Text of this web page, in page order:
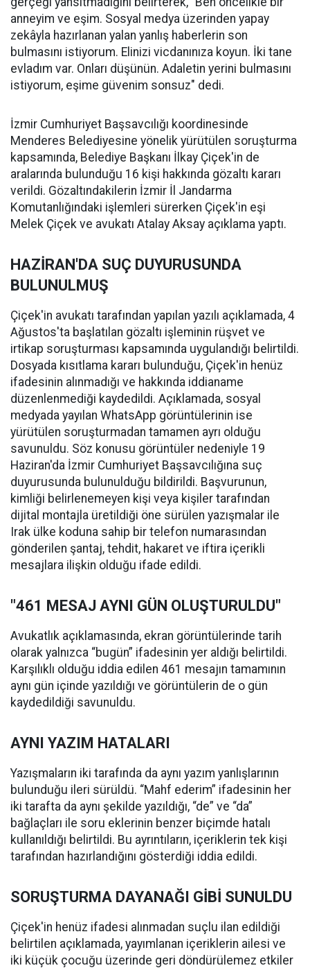
anneyim ve eşim. Sosyal medya üzerinden yapay
zekâyla hazırlanan yalan yanlış haberlerin son
bulmasını istiyorum. Elinizi vicdanınıza koyun. İki tane
evladım var. Onları düşünün. Adaletin yerini bulmasını
istiyorum, eşime güvenim sonsuz" dedi.
İzmir Cumhuriyet Başsavcılığı koordinesinde
Menderes Belediyesine yönelik yürütülen soruşturma
kapsamında, Belediye Başkanı İlkay Çiçek'in de
aralarında bulunduğu 16 kişi hakkında gözaltı kararı
verildi. Gözaltındakilerin İzmir İl Jandarma
Komutanlığındaki işlemleri sürerken Çiçek'in eşi
Melek Çiçek ve avukatı Atalay Aksay açıklama yaptı.
HAZİRAN'DA SUÇ DUYURUSUNDA
BULUNULMUŞ
Çiçek'in avukatı tarafından yapılan yazılı açıklamada, 4
Ağustos'ta başlatılan gözaltı işleminin rüşvet ve
irtikap soruşturması kapsamında uygulandığı belirtildi.
Dosyada kısıtlama kararı bulunduğu, Çiçek'in henüz
ifadesinin alınmadığı ve hakkında iddianame
düzenlenmediği kaydedildi. Açıklamada, sosyal
medyada yayılan WhatsApp görüntülerinin ise
yürütülen soruşturmadan tamamen ayrı olduğu
savunuldu. Söz konusu görüntüler nedeniyle 19
Haziran'da İzmir Cumhuriyet Başsavcılığına suç
duyurusunda bulunulduğu bildirildi. Başvurunun,
kimliği belirlenemeyen kişi veya kişiler tarafından
dijital montajla üretildiği öne sürülen yazışmalar ile
Irak ülke koduna sahip bir telefon numarasından
gönderilen şantaj, tehdit, hakaret ve iftira içerikli
mesajlara ilişkin olduğu ifade edildi.
"461 MESAJ AYNI GÜN OLUŞTURULDU"
Avukatlık açıklamasında, ekran görüntülerinde tarih
olarak yalnızca “bugün” ifadesinin yer aldığı belirtildi.
Karşılıklı olduğu iddia edilen 461 mesajın tamamının
aynı gün içinde yazıldığı ve görüntülerin de o gün
kaydedildiği savunuldu.
AYNI YAZIM HATALARI
Yazışmaların iki tarafında da aynı yazım yanlışlarının
bulunduğu ileri sürüldü. “Mahf ederim” ifadesinin her
iki tarafta da aynı şekilde yazıldığı, “de” ve “da”
bağlaçları ile soru eklerinin benzer biçimde hatalı
kullanıldığı belirtildi. Bu ayrıntıların, içeriklerin tek kişi
tarafından hazırlandığını gösterdiği iddia edildi.
SORUŞTURMA DAYANAĞI GİBİ SUNULDU
Çiçek'in henüz ifadesi alınmadan suçlu ilan edildiği
belirtilen açıklamada, yayımlanan içeriklerin ailesi ve
iki küçük çocuğu üzerinde geri döndürülemez etkiler